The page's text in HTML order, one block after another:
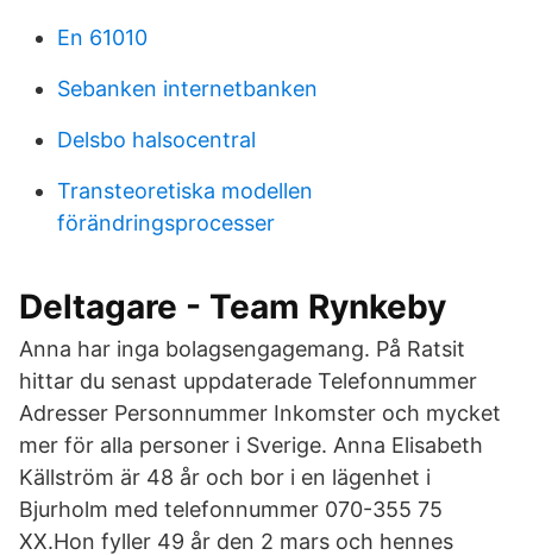
En 61010
Sebanken internetbanken
Delsbo halsocentral
Transteoretiska modellen
förändringsprocesser
Deltagare - Team Rynkeby
Anna har inga bolagsengagemang. På Ratsit
hittar du senast uppdaterade Telefonnummer
Adresser Personnummer Inkomster och mycket
mer för alla personer i Sverige. Anna Elisabeth
Källström är 48 år och bor i en lägenhet i
Bjurholm med telefonnummer 070-355 75
XX.Hon fyller 49 år den 2 mars och hennes